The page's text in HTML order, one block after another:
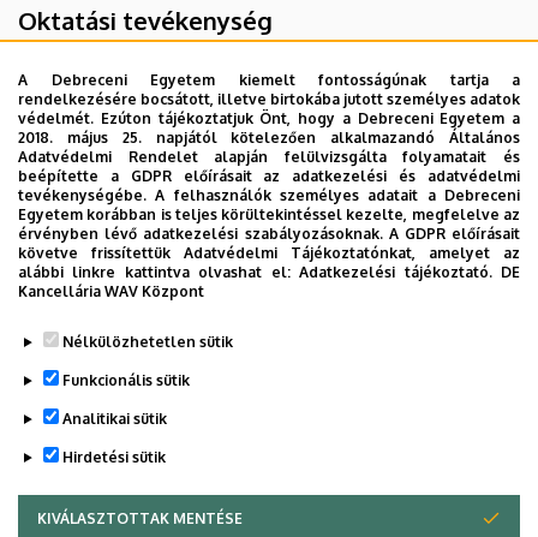
A Debreceni Egyetem kiemelt fontosságúnak tartja a
rendelkezésére bocsátott, illetve birtokába jutott személyes adatok
védelmét. Ezúton tájékoztatjuk Önt, hogy a Debreceni Egyetem a
2018. május 25. napjától kötelezően alkalmazandó Általános
Adatvédelmi Rendelet alapján felülvizsgálta folyamatait és
beépítette a GDPR előírásait az adatkezelési és adatvédelmi
tevékenységébe. A felhasználók személyes adatait a Debreceni
Egyetem korábban is teljes körültekintéssel kezelte, megfelelve az
érvényben lévő adatkezelési szabályozásoknak. A GDPR előírásait
követve frissítettük Adatvédelmi Tájékoztatónkat, amelyet az
alábbi linkre kattintva olvashat el:Adatkezelési tájékoztató. DE
Kancellária WAV Központ
Nélkülözhetetlen sütik
Funkcionális sütik
Analitikai sütik
Hirdetési sütik
KIVÁLASZTOTTAK MENTÉSE
WITHDRAW CONSENT
Oktatási tevékenység
Gyermekgyógyászat II. - Gyakorlat (AOGYE02A10)
Kutatási tevékenység
Tüdõutrahang
Koraszülöttek diastolés funkciójának
echocardiographiás vizsgálata
Sepsis